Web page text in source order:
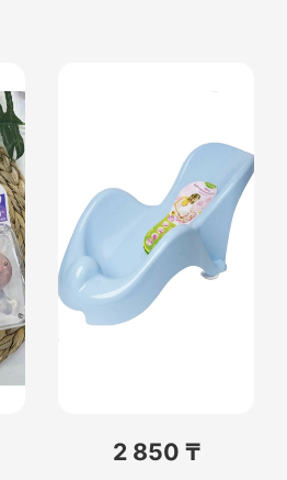
2 850 ₸